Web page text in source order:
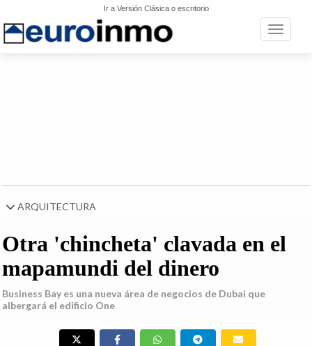
Ir a Versión Clásica o escritorio
Toggle
ARQUITECTURA
Otra 'chincheta' clavada en el
mapamundi del dinero
Business Bay es una nueva área de negocios de Dubai que
albergará el edificio One